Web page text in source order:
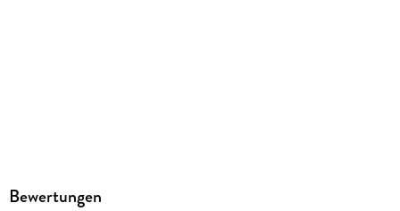
Bewertungen